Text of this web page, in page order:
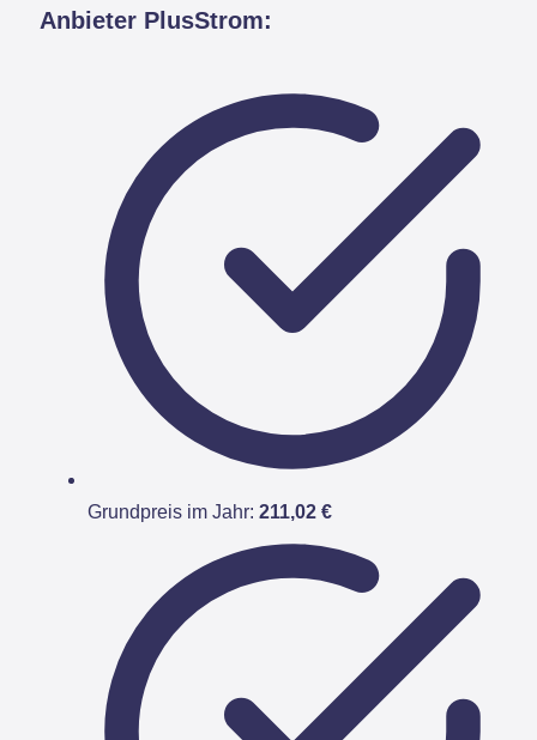
Anbieter PlusStrom:
Grundpreis im Jahr: 211,02 €